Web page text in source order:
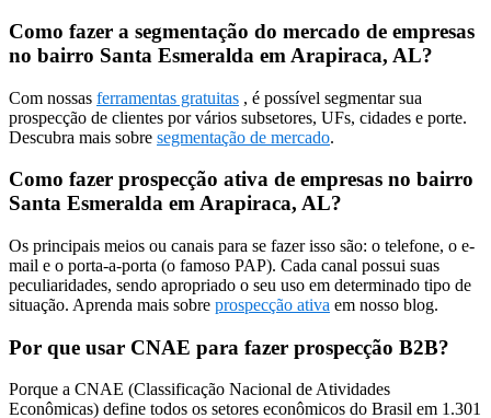
Como fazer a segmentação do mercado de empresas
no bairro Santa Esmeralda em Arapiraca, AL?
Com nossas ferramentas gratuitas , é possível segmentar sua
prospecção de clientes por vários subsetores, UFs, cidades e porte.
Descubra mais sobre segmentação de mercado.
Como fazer prospecção ativa de empresas no bairro
Santa Esmeralda em Arapiraca, AL?
Os principais meios ou canais para se fazer isso são: o telefone, o e-
mail e o porta-a-porta (o famoso PAP). Cada canal possui suas
peculiaridades, sendo apropriado o seu uso em determinado tipo de
situação. Aprenda mais sobre prospecção ativa em nosso blog.
Por que usar CNAE para fazer prospecção B2B?
Porque a CNAE (Classificação Nacional de Atividades
Econômicas) define todos os setores econômicos do Brasil em 1.301